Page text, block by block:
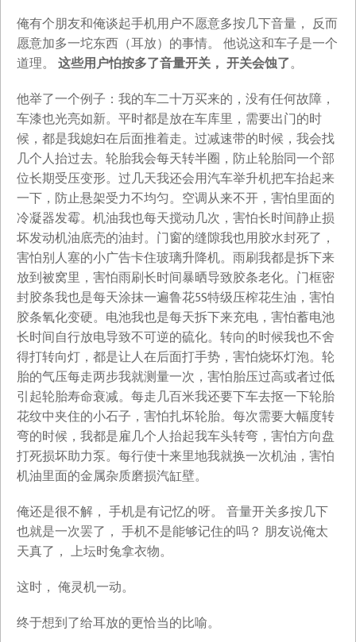
俺有个朋友和俺谈起手机用户不愿意多按几下音量， 反而
愿意加多一坨东西（耳放）的事情。 他说这和车子是一个
道理。 这些用户怕按多了音量开关， 开关会蚀了。
他举了一个例子：我的车二十万买来的，没有任何故障，
车漆也光亮如新。平时都是放在车库里，需要出门的时
候，都是我媳妇在后面推着走。过减速带的时候，我会找
几个人抬过去。轮胎我会每天转半圈，防止轮胎同一个部
位长期受压变形。过几天我还会用汽车举升机把车抬起来
一下，防止悬架受力不均匀。空调从来不开，害怕里面的
冷凝器发霉。机油我也每天搅动几次，害怕长时间静止损
坏发动机油底壳的油封。门窗的缝隙我也用胶水封死了，
害怕别人塞的小广告卡住玻璃升降机。雨刷我都是拆下来
放到被窝里，害怕雨刷长时间暴晒导致胶条老化。门框密
封胶条我也是每天涂抹一遍鲁花5S特级压榨花生油，害怕
胶条氧化变硬。电池我也是每天拆下来充电，害怕蓄电池
长时间自行放电导致不可逆的硫化。转向的时候我也不舍
得打转向灯，都是让人在后面打手势，害怕烧坏灯泡。轮
胎的气压每走两步我就测量一次，害怕胎压过高或者过低
引起轮胎寿命衰减。每走几百米我还要下车去抠一下轮胎
花纹中夹住的小石子，害怕扎坏轮胎。每次需要大幅度转
弯的时候，我都是雇几个人抬起我车头转弯，害怕方向盘
打死损坏助力泵。每行使十来里地我就换一次机油，害怕
机油里面的金属杂质磨损汽缸壁。
俺还是很不解， 手机是有记忆的呀。 音量开关多按几下
也就是一次罢了， 手机不是能够记住的吗？ 朋友说俺太
天真了， 上坛时兔拿衣物。
这时， 俺灵机一动。
终于想到了给耳放的更恰当的比喻。